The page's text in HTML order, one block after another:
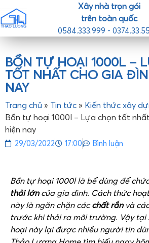
Xây nhà trọn gói
trên toàn quốc
0584.333.999 -
BỒN TỰ HOẠI 1000L –
TỐT NHẤT CHO GIA
NAY
Trang chủ » Tin tức » Kiến thức xây
Bồn tự hoại 1000l – Lựa chọn tốt
hiện nay
29/03/2022 17:00 Bình luận
Bồn tự hoại 1000l là bể dùng để
thải lớncủa gia đình. Cách thức
này là ngăn chặn cácchất rắn và
trước khi thải ra môi trường. Vậy tại
hoại này lại được nhiều người tin